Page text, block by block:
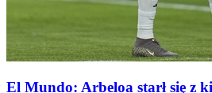
El Mundo: Arbeloa starł się z